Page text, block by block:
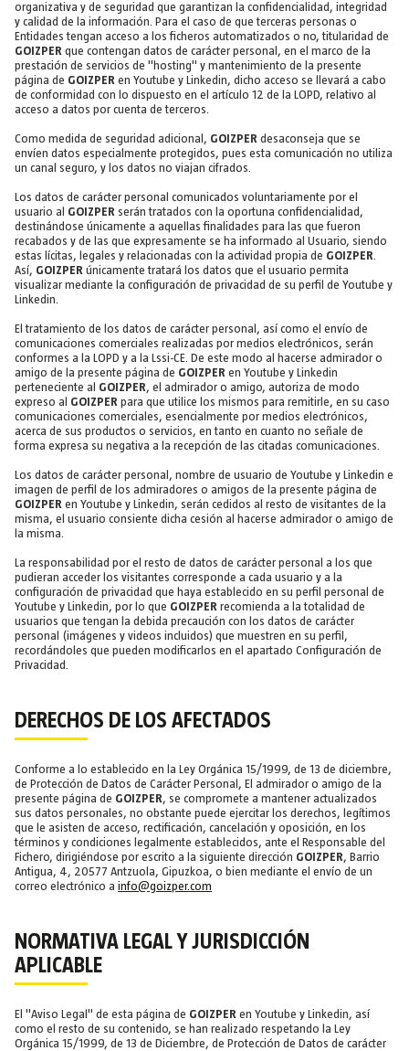
organizativa y de seguridad que garantizan la confidencialidad, integridad
y calidad de la información. Para el caso de que terceras personas o
Entidades tengan acceso a los ficheros automatizados o no, titularidad de
GOIZPER que contengan datos de carácter personal, en el marco de la
prestación de servicios de "hosting" y mantenimiento de la presente
página de GOIZPER en Youtube y Linkedin, dicho acceso se llevará a cabo
de conformidad con lo dispuesto en el artículo 12 de la LOPD, relativo al
acceso a datos por cuenta de terceros.
Como medida de seguridad adicional, GOIZPER desaconseja que se
envíen datos especialmente protegidos, pues esta comunicación no utiliza
un canal seguro, y los datos no viajan cifrados.
Los datos de carácter personal comunicados voluntariamente por el
usuario al GOIZPER serán tratados con la oportuna confidencialidad,
destinándose únicamente a aquellas finalidades para las que fueron
recabados y de las que expresamente se ha informado al Usuario, siendo
estas lícitas, legales y relacionadas con la actividad propia de GOIZPER.
Así, GOIZPER únicamente tratará los datos que el usuario permita
visualizar mediante la configuración de privacidad de su perfil de Youtube y
Linkedin.
El tratamiento de los datos de carácter personal, así como el envío de
comunicaciones comerciales realizadas por medios electrónicos, serán
conformes a la LOPD y a la Lssi-CE. De este modo al hacerse admirador o
amigo de la presente página de GOIZPER en Youtube y Linkedin
perteneciente al GOIZPER, el admirador o amigo, autoriza de modo
expreso al GOIZPER para que utilice los mismos para remitirle, en su caso
comunicaciones comerciales, esencialmente por medios electrónicos,
acerca de sus productos o servicios, en tanto en cuanto no señale de
forma expresa su negativa a la recepción de las citadas comunicaciones.
Los datos de carácter personal, nombre de usuario de Youtube y Linkedin e
imagen de perfil de los admiradores o amigos de la presente página de
GOIZPER en Youtube y Linkedin, serán cedidos al resto de visitantes de la
misma, el usuario consiente dicha cesión al hacerse admirador o amigo de
la misma.
La responsabilidad por el resto de datos de carácter personal a los que
pudieran acceder los visitantes corresponde a cada usuario y a la
configuración de privacidad que haya establecido en su perfil personal de
Youtube y Linkedin, por lo que GOIZPER recomienda a la totalidad de
usuarios que tengan la debida precaución con los datos de carácter
personal (imágenes y videos incluidos) que muestren en su perfil,
recordándoles que pueden modificarlos en el apartado Configuración de
Privacidad.
DERECHOS DE LOS AFECTADOS
Conforme a lo establecido en la Ley Orgánica 15/1999, de 13 de diciembre,
de Protección de Datos de Carácter Personal, El admirador o amigo de la
presente página de GOIZPER, se compromete a mantener actualizados
sus datos personales, no obstante puede ejercitar los derechos, legítimos
que le asisten de acceso, rectificación, cancelación y oposición, en los
términos y condiciones legalmente establecidos, ante el Responsable del
Fichero, dirigiéndose por escrito a la siguiente dirección GOIZPER, Barrio
Antigua, 4, 20577 Antzuola, Gipuzkoa, o bien mediante el envío de un
correo electrónico a info@goizper.com
NORMATIVA LEGAL Y JURISDICCIÓN
APLICABLE
El "Aviso Legal" de esta página de GOIZPER en Youtube y Linkedin, así
como el resto de su contenido, se han realizado respetando la Ley
Orgánica 15/1999, de 13 de Diciembre, de Protección de Datos de carácter